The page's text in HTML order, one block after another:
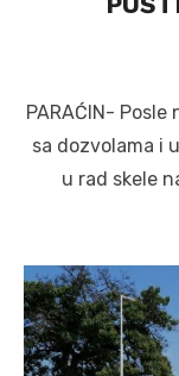
PARAĆIN-
sa dozvolama i
u rad skele